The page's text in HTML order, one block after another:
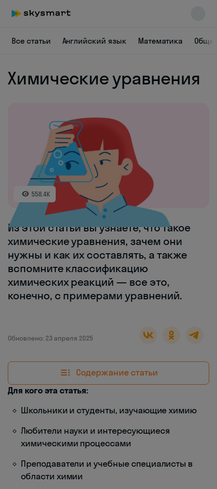
Все статьи Английский язык Математика
Химические уравнения
558.4K
Из этой статьи вы узнаете, что такое
химические уравнения, зачем они
нужны и как их составлять, а также
вспомните классификацию
химических реакций — все это,
конечно, с примерами уравнений.
Обновлено: 23 апреля 2025
Содержание статьи
Для кого эта статья:
Школьники и студенты, изучающие химию
Любители науки и интересующиеся
химическими процессами
Преподаватели и учебные специалисты в
области химии
Skysmart Chat